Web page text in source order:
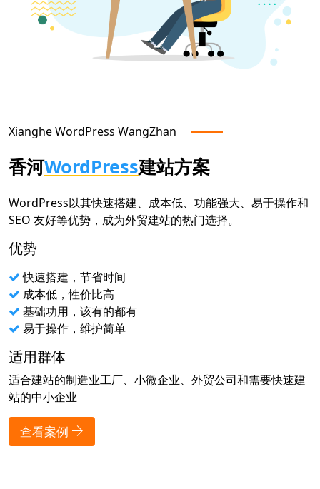
XiangheWordPress WangZhan
香河WordPress建站方案
WordPress以其快速搭建、成本低、功能强大、易于操作和
SEO 友好等优势，成为外贸建站的热门选择。
优势
快速搭建，节省时间
成本低，性价比高
基础功用，该有的都有
易于操作，维护简单
适用群体
适合建站的制造业工厂、小微企业、外贸公司和需要快速建
站的中小企业
查看案例